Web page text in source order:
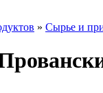
» Сырье и